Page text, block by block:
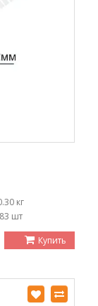
кг
шт
Купить